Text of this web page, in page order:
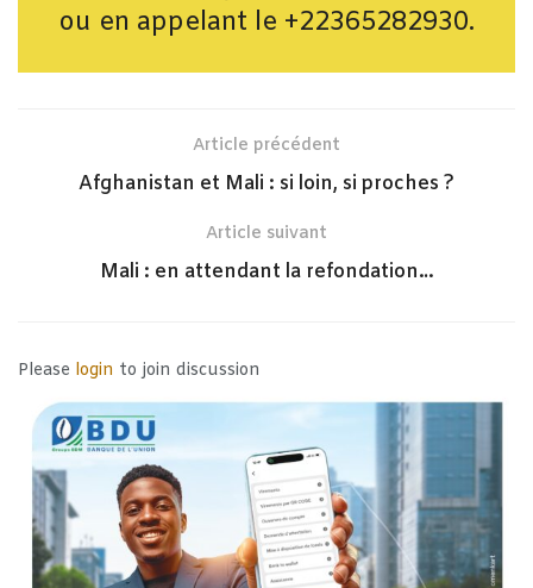
ou en appelant le +22365282930.
Article précédent
Afghanistan et Mali : si loin, si proches ?
Article suivant
Mali : en attendant la refondation…
Please login to join discussion